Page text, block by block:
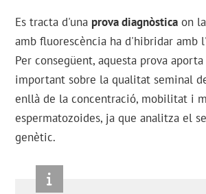
Es tracta d'una prova diagnòstica on
amb fluorescència ha d'hibridar amb
Per consegüent, aquesta prova
important sobre la qualitat seminal
enllà de la concentració, mobilitat i
espermatozoides, ja que analitza el
genètic.